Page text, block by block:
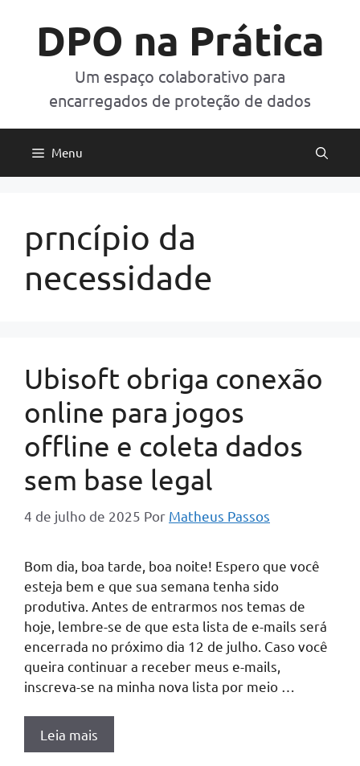
DPO na Prática
Um espaço colaborativo para
encarregados de proteção de dados
Menu
prncípio da
necessidade
Ubisoft obriga conexão
online para jogos
offline e coleta dados
sem base legal
4 de julho de 2025 Por Matheus Passos
Bom dia, boa tarde, boa noite! Espero que você
esteja bem e que sua semana tenha sido
produtiva. Antes de entrarmos nos temas de
hoje, lembre-se de que esta lista de e-mails será
encerrada no próximo dia 12 de julho. Caso você
queira continuar a receber meus e-mails,
inscreva-se na minha nova lista por meio …
Leia mais